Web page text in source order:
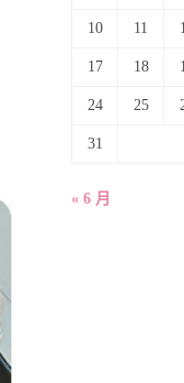
10 11
17 18
24 25
31
« 6 月